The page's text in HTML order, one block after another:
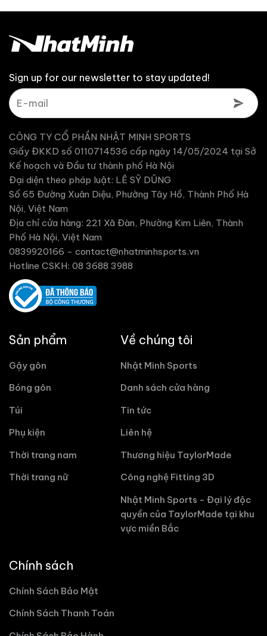
Sign up for our newsletter to stay updated!
CÔNG TY CỔ PHẦN NHẬT MINH SPORTS
Giấy ĐKKD số 0110714536 cấp ngày 14/05/2024 tại Sở
Kế hoạch và Đầu tư thành phố Hà Nội
Đại diện theo pháp luật: LÊ SỸ DŨNG
Số 65 Đường Xuân Diệu, Phường Tây Hồ, Thành Phố Hà
Nội, Việt Nam
Địa chỉ cửa hàng: 221 Xã Đàn, Phường Kim Liên, Thành
Phố Hà Nội, Việt Nam
0839920166 - contact@nhatminhsports.vn
Hotline CSKH: 08 3688 3988
Sản phẩm
Gậy gôn
Bóng gôn
Túi
Phụ kiện
Thời trang nam
Thời trang nữ
Về chúng tôi
Nhật Minh Sports
Danh sách cửa hàng
Tin tức
Liên hệ
Thương hiệu TaylorMade
Công nghệ Fitting 3D
Nhật Minh Sports - Đại lý độc
quyền của TaylorMade tại khu
vực miền Bắc
Chính sách
Chính Sách Bảo Mật
Chính Sách Thanh Toán